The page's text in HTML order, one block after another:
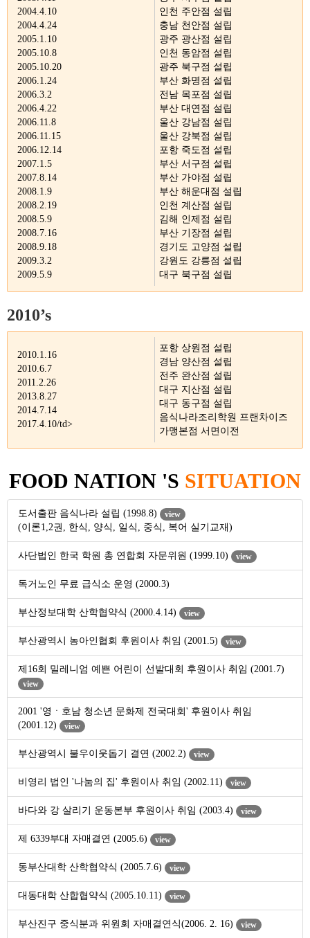
2004.4.10
2004.4.24
2005.1.10
2005.10.8
2005.10.20
2006.1.24
2006.3.2
2006.4.22
2006.11.8
2006.11.15
2006.12.14
2007.1.5
2007.8.14
2008.1.9
2008.2.19
2008.5.9
2008.7.16
2008.9.18
2009.3.2
2009.5.9
인천 주안점 설립
충남 천안점 설립
광주 광산점 설립
인천 동암점 설립
광주 북구점 설립
부산 화명점 설립
전남 목포점 설립
부산 대연점 설립
울산 강남점 설립
울산 강북점 설립
포항 죽도점 설립
부산 서구점 설립
부산 가야점 설립
부산 해운대점 설립
인천 계산점 설립
김해 인제점 설립
부산 기장점 설립
경기도 고양점 설립
강원도 강릉점 설립
대구 북구점 설립
2010’s
2010.1.16
2010.6.7
2011.2.26
2013.8.27
2014.7.14
2017.4.10/td>
포항 상원점 설립
경남 양산점 설립
전주 완산점 설립
대구 지산점 설립
대구 동구점 설립
음식나라조리학원 프랜차이즈
가맹본점 서면이전
FOOD NATION 'S SITUATION
도서출판 음식나라 설립 (1998.8) view
(이론1,2권, 한식, 양식, 일식, 중식, 복어 실기교재)
사단법인 한국 학원 총 연합회 자문위원 (1999.10) view
독거노인 무료 급식소 운영 (2000.3)
부산정보대학 산학협약식 (2000.4.14) view
부산광역시 농아인협회 후원이사 취임 (2001.5) view
제16회 밀레니엄 예쁜 어린이 선발대회 후원이사 취임 (2001.7)
view
2001 '영ㆍ호남 청소년 문화제 전국대회' 후원이사 취임
(2001.12)
view
부산광역시 불우이웃돕기 결연 (2002.2) view
비영리 법인 '나눔의 집' 후원이사 취임 (2002.11) view
바다와 강 살리기 운동본부 후원이사 취임 (2003.4) view
제 6339부대 자매결연 (2005.6) view
동부산대학 산학협약식 (2005.7.6) view
대동대학 산합협약식 (2005.10.11) view
부산진구 중식분과 위원회 자매결연식(2006. 2. 16) view